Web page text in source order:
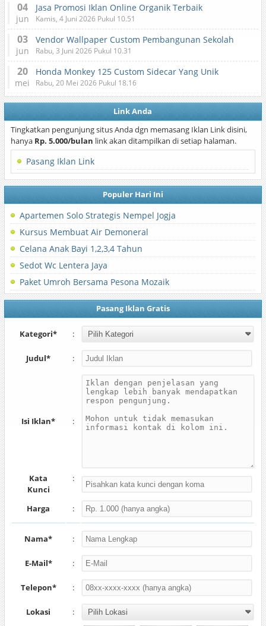
04
jun
Jasa Promosi Iklan Online Organik Terbaik
Kamis, 4 Juni 2026 Pukul 10.51
03
jun
Vendor Wallpaper Custom Pembangunan Sekolah
Rabu, 3 Juni 2026 Pukul 10.31
20
mei
Honda Monkey 125 Custom Sidecar Yang Unik
Rabu, 20 Mei 2026 Pukul 18.16
Link Anda
Tingkatkan pengunjung situs Anda dgn memasang Iklan Link disini,
hanya Rp. 5.000/bulan link akan ditampilkan di setiap halaman.
Pasang Iklan Link
Populer Hari Ini
Apartemen Solo Strategis Nempel Jogja
Kursus Membuat Air Demoneral
Celana Anak Bayi 1,2,3,4 Tahun
Sedot Wc Lentera Jaya
Paket Umroh Bersama Pesona Mozaik
Pasang Iklan Gratis
Kategori* :
Judul* :
Isi Iklan* :
Kata
Kunci
:
Harga :
Nama* :
E-Mail* :
Telepon* :
Lokasi :